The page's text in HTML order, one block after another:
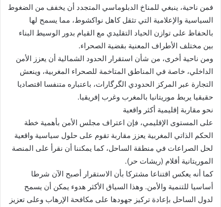
فمن ناحية، ينبغي للمناخ الدبلوماسي المتجدد أن يخفف من الضغوط
السياسية والإعلامية التي تثقل كاهل نواكشوط، مما يسمح لها
بالحفاظ على توازن الحياد التقليدي مع القيام بدور الوسيط البناء
بين مختلف الأطراف المعنية بقضية الصحراء.
ومن ناحية أخرى، من شأن استقرار الحدود الشمالية أن يعزز الأمن
الداخلي، خاصة في المناطق المتاخمة للصحراء المغربية، وينعش
التجارة عبر المركز الحدودي الگرگارات، باعتباره متنفسا اقتصاديا
حقيقيا يربط موريتانيا بالمغرب وغرب إفريقيا.
نحو مقاربة إقليمية أكثر واقعية
على المستوى الإقليمي، فإن اعتراف مجلس الأمن بأهمية خطة
الحكم الذاتي المغربية يعزز مقاربة تقوم على حلول سياسية واقعية
لحل الصراعات في منطقة الساحل، كما يمكننا أن نقرأ على المنصة
الموريتانية أقلام (ريشات حر).
كما أنه يعكس اقتناعا مشتركا بأن الاستقرار أصبح الآن شرطا
أساسيا للتنمية والأمن. وهذا السياق الأكثر هدوء يمكن أن يسمح
لدول الساحل بإعادة تركيز جهودها على مكافحة الإرهاب وعلى تعزيز